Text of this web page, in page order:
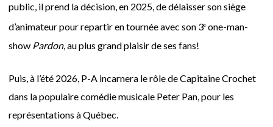
public, il prend la décision, en 2025, de délaisser son siège
d’animateur pour repartir en tournée avec son 3eone-man-
show Pardon, au plus grand plaisir de ses fans!
Puis, à l’été 2026, P-A incarnera le rôle de Capitaine Crochet
dans la populaire comédie musicale Peter Pan, pour les
représentations à Québec.